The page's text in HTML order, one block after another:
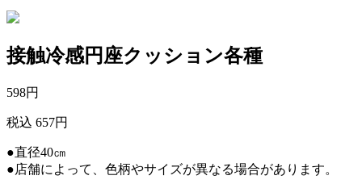
接触冷感円座クッション各種
598円
税込 657円
●直径40㎝
●店舗によって、色柄やサイズが異なる場合があります。